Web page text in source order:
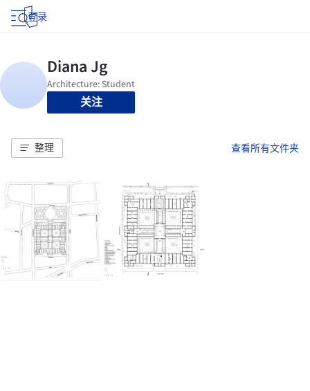
登录
关注
整理 查看所有文件夹